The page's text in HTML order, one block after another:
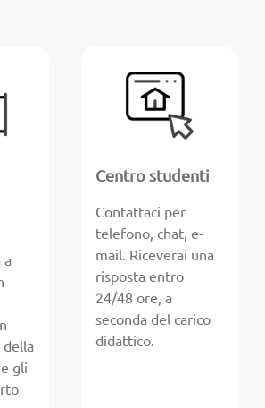
a
della
gli
Centro studenti
Contattaci per
telefono, chat, e-
mail. Riceverai una
risposta entro
24/48 ore, a
seconda del carico
didattico.